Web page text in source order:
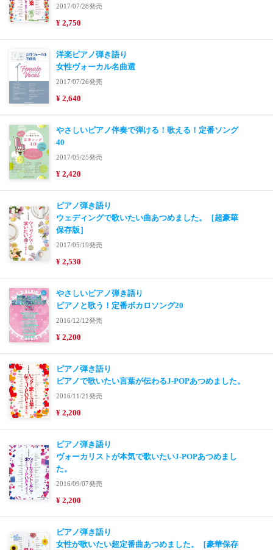
2017/07/28発売
¥ 2,750
洋楽ピアノ弾き語り
女性ヴォーカル名曲選
2017/07/26発売
¥ 2,640
やさしいピアノ伴奏で弾ける！歌える！定番ソング
40
2017/05/25発売
¥ 2,420
ピアノ弾き語り
ウェディングで歌いたい曲あつめました。［超豪華
保存版］
2017/05/19発売
¥ 2,530
やさしいピアノ弾き語り
ピアノと歌う！定番ボカロソング20
2016/12/12発売
¥ 2,200
ピアノ弾き語り
ピアノで歌いたい言葉が伝わるJ-POPあつめました。
2016/11/21発売
¥ 2,200
ピアノ弾き語り
ヴォーカリストが本気で歌いたいJ-POPあつめまし
た。
2016/09/07発売
¥ 2,200
ピアノ弾き語り
女性が歌いたい超定番曲あつめました。［豪華保存